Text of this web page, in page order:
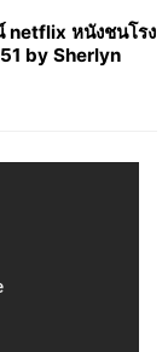
netflix หนังชนโรง
by Sherlyn